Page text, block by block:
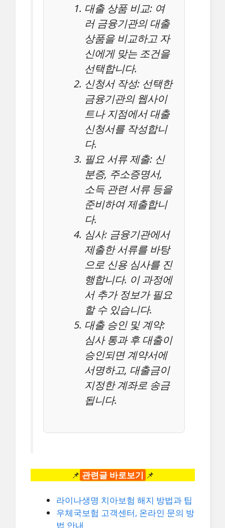
대출 상품 비교: 여
러 금융기관의 대출
상품을 비교하고 자
신에게 맞는 조건을
선택합니다.
신청서 작성: 선택한
금융기관의 웹사이
트나 지점에서 대출
신청서를 작성합니
다.
필요 서류 제출: 신
분증, 주소증명서,
소득 관련 서류 등을
준비하여 제출합니
다.
심사: 금융기관에서
제출한 서류를 바탕
으로 신용 심사를 진
행합니다. 이 과정에
서 추가 정보가 필요
할 수 있습니다.
대출 승인 및 계약:
심사 통과 후 대출이
승인되면 계약서에
서명하고, 대출금이
지정한 계좌로 송금
됩니다.
📌 관련글 바로보기 📌
라이나생명 치아보험 해지 방법과 팁
우체국보험 고객센터, 온라인 문의 방
법 안내